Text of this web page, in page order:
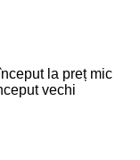
la preț mic
vechi